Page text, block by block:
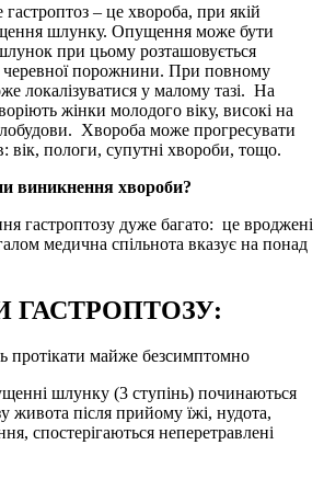
– це хвороба, при якій
шлунку. Опущення може бути
при цьому розташовується
черевної порожнини. При повному
локалізуватися у малому тазі. На
жінки молодого віку, високі на
Хвороба може прогресувати
вік, пологи, супутні хвороби, тощо.
виникнення хвороби?
гастроптозу дуже багато: це вроджені
медична спільнота вказує на понад
протікати майже безсимптомно
шлунку (3 ступінь) починаються
живота після прийому їжі, нудота,
спостерігаються неперетравлені